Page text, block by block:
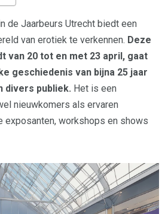
de Jaarbeurs Utrecht biedt een
van erotiek te verkennen. Deze
van 20 tot en met 23 april, gaat
geschiedenis van bijna 25 jaar
divers publiek. Het is een
nieuwkomers als ervaren
exposanten, workshops en shows